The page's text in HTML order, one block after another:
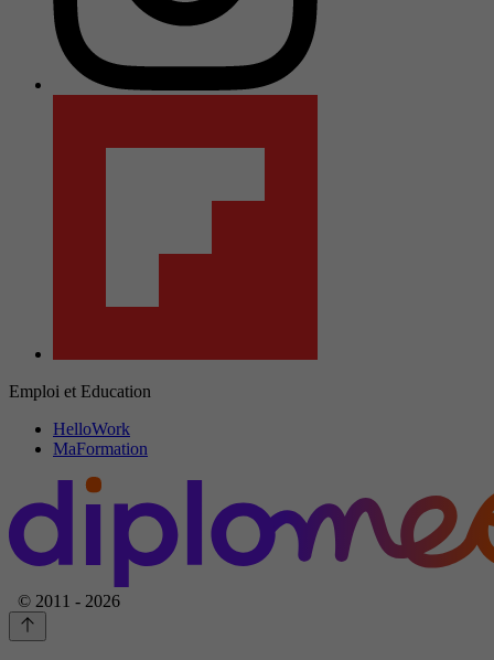
Emploi et Education
HelloWork
MaFormation
© 2011 - 2026